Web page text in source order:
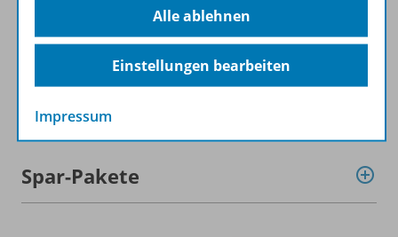
Beschreibung
Weitere Inhalte der Ausgabe
Spar-Pakete
Alle ablehnen
Einstellungen bearbeiten
Impressum